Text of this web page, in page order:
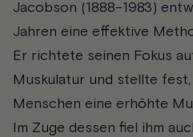
Jacobson (1888-1983)
Jahren eine effektive
Er richtete seinen Fokus
Muskulatur und stellte
Menschen eine erhöhte
Im Zuge dessen fiel ihm